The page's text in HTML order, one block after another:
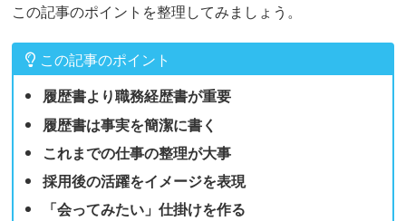
この記事のポイントを整理してみましょう。
この記事のポイント
履歴書より職務経歴書が重要
履歴書は事実を簡潔に書く
これまでの仕事の整理が大事
採用後の活躍をイメージを表現
「会ってみたい」仕掛けを作る